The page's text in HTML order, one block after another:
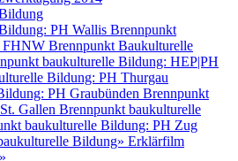
PH Wallis Brennpunkt
FHNW Brennpunkt Baukulturelle
baukulturelle Bildung: HEP|PH
Bildung: PH Thurgau
PH Graubünden Brennpunkt
Gallen Brennpunkt baukulturelle
baukulturelle Bildung: PH Zug
Bildung» Erklärfilm